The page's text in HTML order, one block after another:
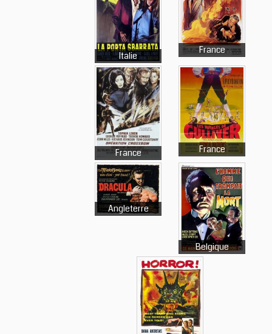
Italie France
France France
Angleterre
Belgique